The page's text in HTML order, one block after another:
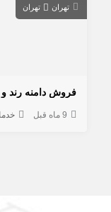
تهران تهران
فروش دامنه رند
9 ماه قبل